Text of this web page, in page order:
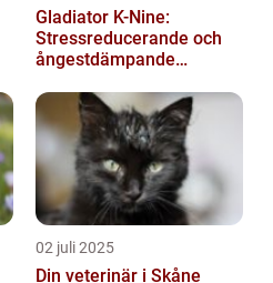
Gladiator K-Nine:
Stressreducerande och
ångestdämpande
02 juli 2025
Din veterinär i Skåne